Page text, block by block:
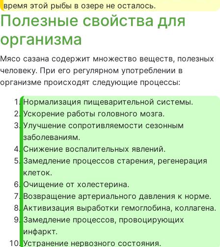
время этой рыбы в озере не осталось.
Полезные свойства для
организма
Мясо сазана содержит множество веществ, полезных
человеку. При его регулярном употреблении в
организме происходят следующие процессы:
Нормализация пищеварительной системы.
Ускорение работы головного мозга.
Улучшение сопротивляемости сезонным
заболеваниям.
Снижение воспалительных явлений.
Замедление процессов старения, регенерация
клеток.
Очищение от холестерина.
Возвращение артериального давления к норме.
Активизация выработки гемоглобина, коллагена.
Замедление процессов, провоцирующих
инфаркт.
Устранение нервозного состояния.